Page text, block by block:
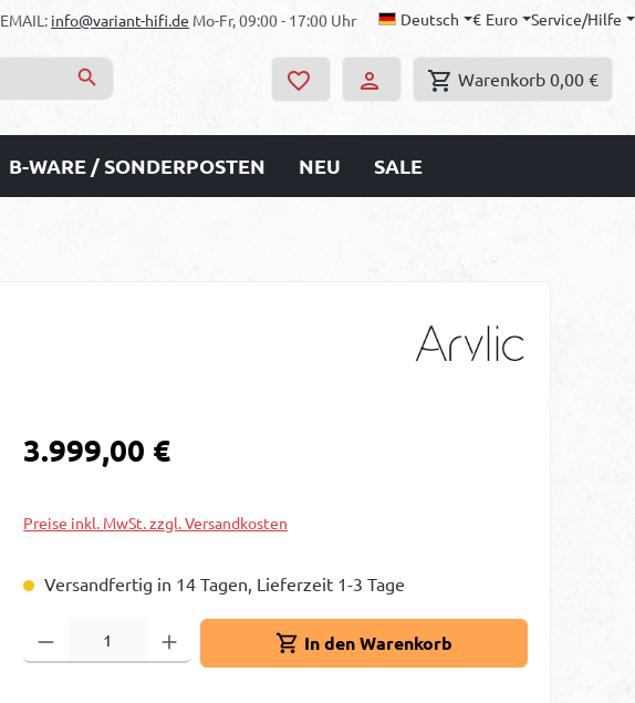
EMAIL: info@variant-hifi.de Mo-Fr, 09:00 - 17:00 Uhr Deutsch € Euro Service/Hilfe
Warenkorb 0,00 €
B-WARE / SONDERPOSTEN NEU SALE
Regulärer Preis:
3.999,00 €
Preise inkl. MwSt. zzgl. Versandkosten
Versandfertig in 14 Tagen, Lieferzeit 1-3 Tage
Produkt Anzahl: Gib den gewünschten Wert ein oder benutze die Schaltflächen um die
In den Warenkorb